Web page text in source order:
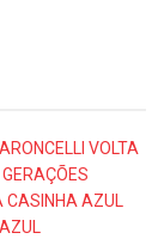
VOLTA
CASINHA AZUL